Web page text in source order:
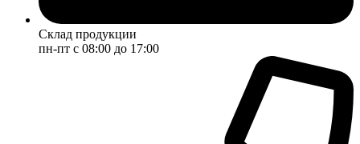
Склад продукции
пн-пт с 08:00 до 17:00